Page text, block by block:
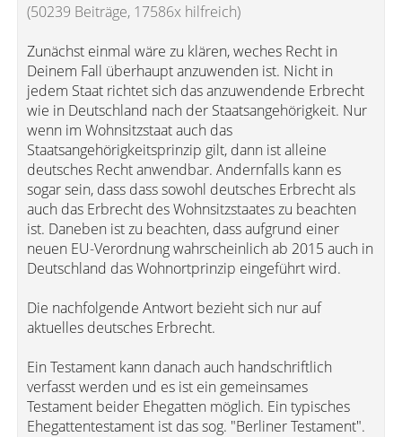
(50239 Beiträge, 17586x hilfreich)
Zunächst einmal wäre zu klären, weches Recht in
Deinem Fall überhaupt anzuwenden ist. Nicht in
jedem Staat richtet sich das anzuwendende Erbrecht
wie in Deutschland nach der Staatsangehörigkeit. Nur
wenn im Wohnsitzstaat auch das
Staatsangehörigkeitsprinzip gilt, dann ist alleine
deutsches Recht anwendbar. Andernfalls kann es
sogar sein, dass dass sowohl deutsches Erbrecht als
auch das Erbrecht des Wohnsitzstaates zu beachten
ist. Daneben ist zu beachten, dass aufgrund einer
neuen EU-Verordnung wahrscheinlich ab 2015 auch in
Deutschland das Wohnortprinzip eingeführt wird.
Die nachfolgende Antwort bezieht sich nur auf
aktuelles deutsches Erbrecht.
Ein Testament kann danach auch handschriftlich
verfasst werden und es ist ein gemeinsames
Testament beider Ehegatten möglich. Ein typisches
Ehegattentestament ist das sog. "Berliner Testament".